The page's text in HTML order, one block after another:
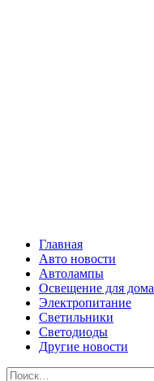
Главная
Авто новости
Автолампы
Освещение для дома
Электропитание
Светильники
Светодиоды
Другие новости
Найти: